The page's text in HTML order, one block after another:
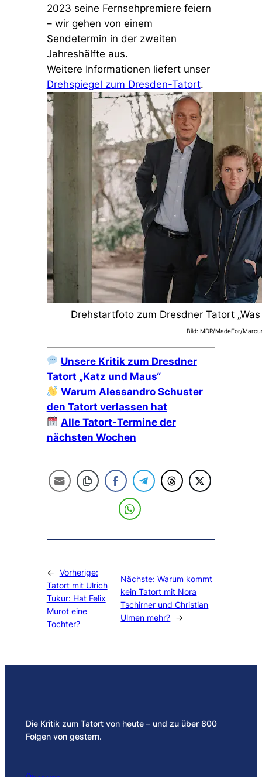
2023 seine Fernsehpremiere feiern
– wir gehen von einem
Sendetermin in der zweiten
Jahreshälfte aus.
Weitere Informationen liefert unser
Drehspiegel zum Dresden-Tatort.
Drehstartfoto zum Dresdner Tatort
Bild: MDR/MadeFor/
Unsere Kritik zum Dresdner
Tatort „Katz und Maus“
Warum Alessandro Schuster
den Tatort verlassen hat
Alle Tatort-Termine der
nächsten Wochen
← Vorherige:
Tatort mit Ulrich
Tukur: Hat Felix
Murot eine
Tochter?
Nächste:Warum kommt
kein Tatort mit Nora
Tschirner und Christian
Ulmen mehr? →
Die Kritik zum Tatort von heute – und zu über 800
Folgen von gestern.